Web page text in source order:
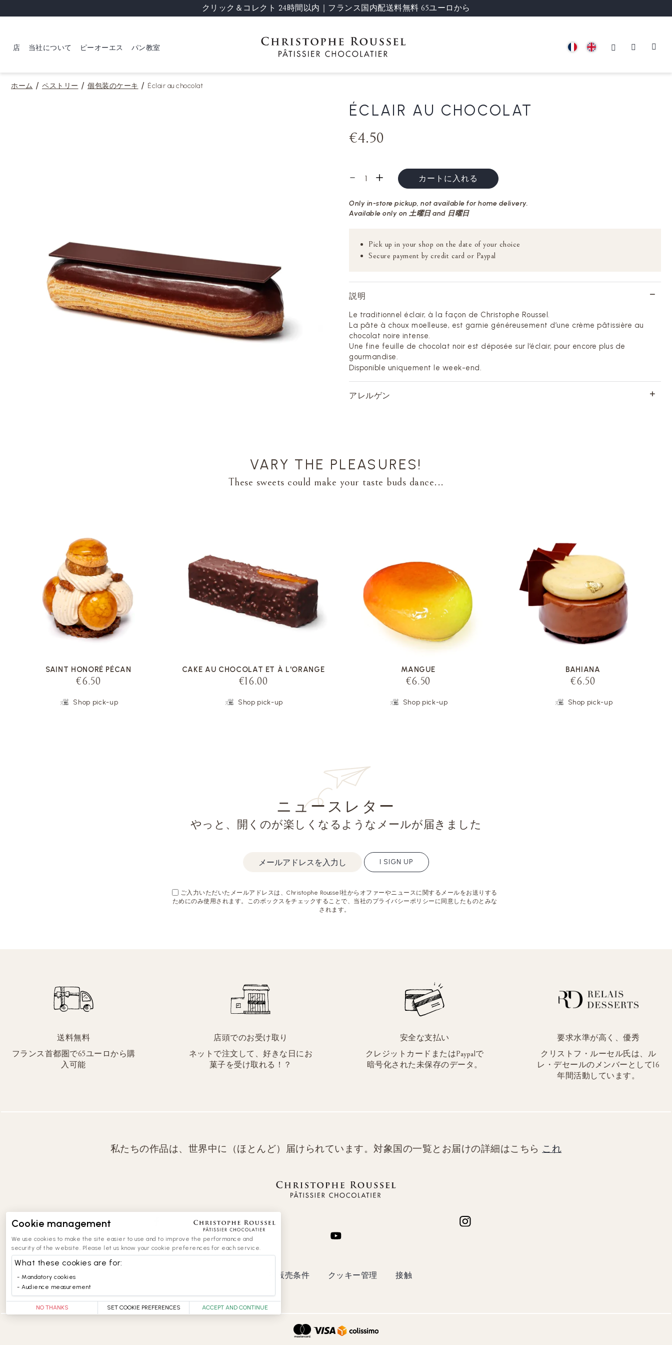
クリック＆コレクト 24時間以内｜フランス国内配送料無料 65ユーロから
店 当社について ピーオーエス パン教室
ホーム ペストリー 個包装のケーキ Éclair au chocolat
ÉCLAIR AU CHOCOLAT
€4.50
カートに入れる
Only in-store pickup, not available for home delivery.
Available only on 土曜日 and 日曜日
Pick up in your shop on the date of your choice
Secure payment by credit card or Paypal
説明
Le traditionnel éclair, à la façon de Christophe Roussel.
La pâte à choux moelleuse, est garnie généreusement d’une crème pâtissière au
chocolat noire intense.
Une fine feuille de chocolat noir est déposée sur l’éclair, pour encore plus de
gourmandise.
Disponible uniquement le week-end.
アレルゲン
VARY THE PLEASURES!
These sweets could make your taste buds dance...
SAINT HONORÉ PÉCAN
€6.50
Shop pick-up
VOIR LA FICHE
CAKE AU CHOCOLAT ET À L'ORANGE
€16.00
Shop pick-up
VOIR LA FICHE
MANGUE
€6.50
Shop pick-up
VOIR LA FICHE
BAHIANA
€6.50
Shop pick-up
VOIR LA FICHE
ニュースレター
やっと、開くのが楽しくなるようなメールが届きました
ご入力いただいたメールアドレスは、Christophe Roussel社からオファーやニュースに関するメールをお送りする
ためにのみ使用されます。このボックスをチェックすることで、当社のプライバシーポリシーに同意したものとみな
されます。
I SIGN UP
送料無料
フランス首都圏で65ユーロから購
入可能
店頭でのお受け取り
ネットで注文して、好きな日にお
菓子を受け取れる！？
安全な支払い
クレジットカードまたはPaypalで
暗号化された未保存のデータ。
要求水準が高く、優秀
クリストフ・ルーセル氏は、ル
レ・デセールのメンバーとして16
年間活動しています。
私たちの作品は、世界中に（ほとんど）届けられています。対象国の一覧とお届けの詳細はこちら これ
一般販売条件 クッキー管理 接触
Cookie management
We use cookies to make the site easier to use and to improve the performance and
security of the website. Please let us know your cookie preferences for each service.
What these cookies are for:
Mandatory cookies
Audience measurement
NO THANKS SET COOKIE PREFERENCES ACCEPT AND CONTINUE